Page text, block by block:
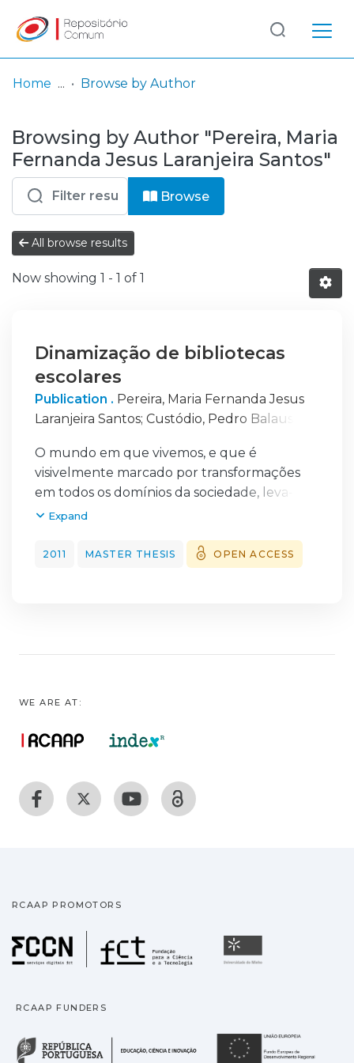
& Collections
Browse repository
Entities
Log
In
(current)
Home Browse by Author
Browsing by Author "Pereira, Maria
Fernanda Jesus Laranjeira Santos"
Browse
All browse results
Now showing 1 - 1 of 1
Dinamização de bibliotecas
escolares
Publication . Pereira, Maria Fernanda Jesus
Laranjeira Santos; Custódio, Pedro Balaus,
O mundo em que vivemos, e que é
visivelmente marcado por transformações
em todos os domínios da sociedade, leva-nos
a reflectir sobre as nossas práticas
leitores é importante que todos nós
tomemos consciência e nos empenhemos na
ser visto como um objectivo a alcançãr a
Expand
2011 MASTER THESIS OPEN ACCESS
WE ARE AT:
RCAAP PROMOTORS
Fundação para a
RCAAP FUNDERS
República Portuguesa